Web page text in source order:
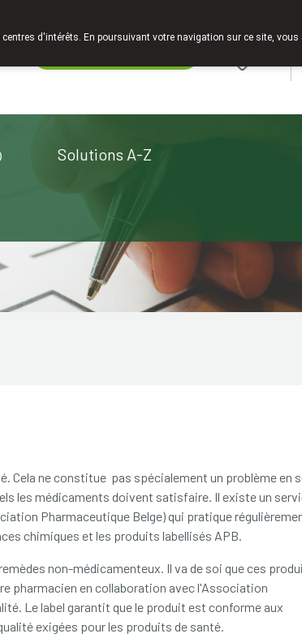
Solutions A-Z
Cela ne constitue pas spécialement un problème en
les médicaments doivent satisfaire. Il existe un
Pharmaceutique Belge) qui pratique
chimiques et les produits labellisés APB.
non-médicamenteux. Il va de soi que ces
pharmacien en collaboration avec l'Association
Le label garantit que le produit est conforme aux
exigées pour les produits de santé.
d'intérêts. En poursuivant votre navigation sur ce site,